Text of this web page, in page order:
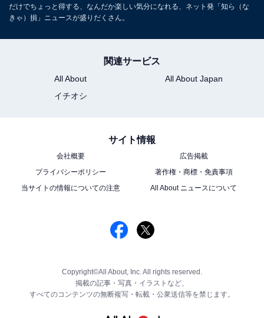
だけでちょっと得する、なんだか楽しい気分になれる、ネット発「知ら（な
きゃ）損」ニュースが盛りだくさん。
関連サービス
All About
All About Japan
イチオシ
サイト情報
会社概要
広告掲載
プライバシーポリシー
著作権・商標・免責事項
当サイトの情報についての注意
All About ニュースについて
Copyright©All About, Inc. All rights reserved.
掲載の記事・写真・イラストなど、
すべてのコンテンツの無断複写・転載・公衆送信等を禁じます。